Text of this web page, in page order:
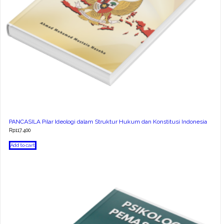
PANCASILA Pilar Ideologi dalam Struktur Hukum dan Konstitusi Indonesia
Rp117.400
Add to cart